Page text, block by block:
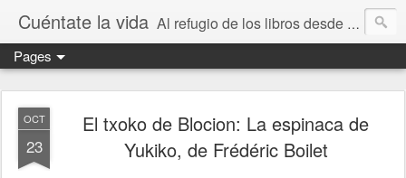
Cuéntate la vida Al refugio de los libros desde 2010
Pages
OCT
23
El txoko de Blocion: La espinaca de
Yukiko, de Frédéric Boilet